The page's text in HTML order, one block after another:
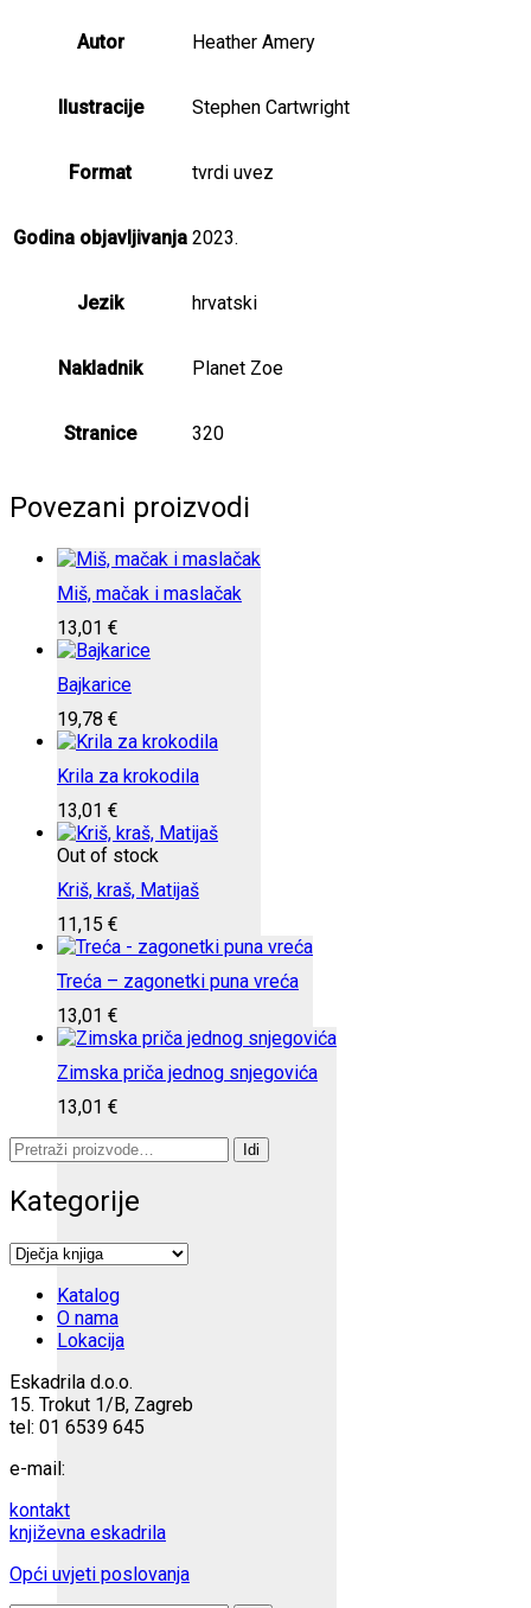
Autor Heather Amery
Ilustracije Stephen Cartwright
Format tvrdi uvez
Godina objavljivanja 2023.
Jezik hrvatski
Nakladnik Planet Zoe
Stranice 320
Povezani proizvodi
Miš, mačak i maslačak
13,01 €
Bajkarice
19,78 €
Krila za krokodila
13,01 €
Out of stock
Kriš, kraš, Matijaš
11,15 €
Treća – zagonetki puna vreća
13,01 €
Zimska priča jednog snjegovića
13,01 €
Pretraži:
Idi
Kategorije
Katalog
O nama
Lokacija
Eskadrila d.o.o.
15. Trokut 1/B, Zagreb
tel: 01 6539 645
e-mail:
kontakt
književna eskadrila
Opći uvjeti poslovanja